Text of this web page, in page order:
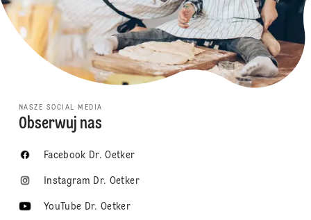
NASZE SOCIAL MEDIA
Obserwuj nas
Facebook Dr. Oetker
Instagram Dr. Oetker
YouTube Dr. Oetker